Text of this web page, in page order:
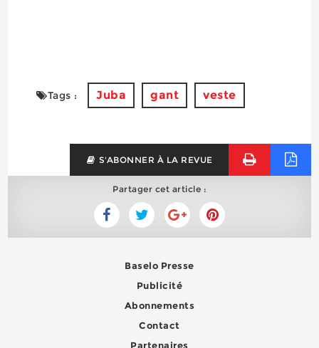
Tags : Juba gant veste
S'ABONNER À LA REVUE
Partager cet article :
Baselo Presse
Publicité
Abonnements
Contact
Partenaires